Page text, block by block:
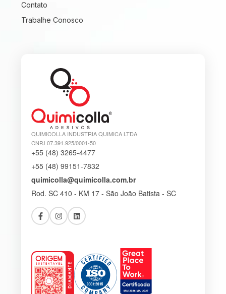
Contato
Trabalhe Conosco
QUIMICOLLA INDUSTRIA QUIMICA LTDA
CNPJ 07.391.925/0001-50
+55 (48) 3265-4477
+55 (48) 99151-7832
quimicolla@quimicolla.com.br
Rod. SC 410 - KM 17 - São João Batista - SC